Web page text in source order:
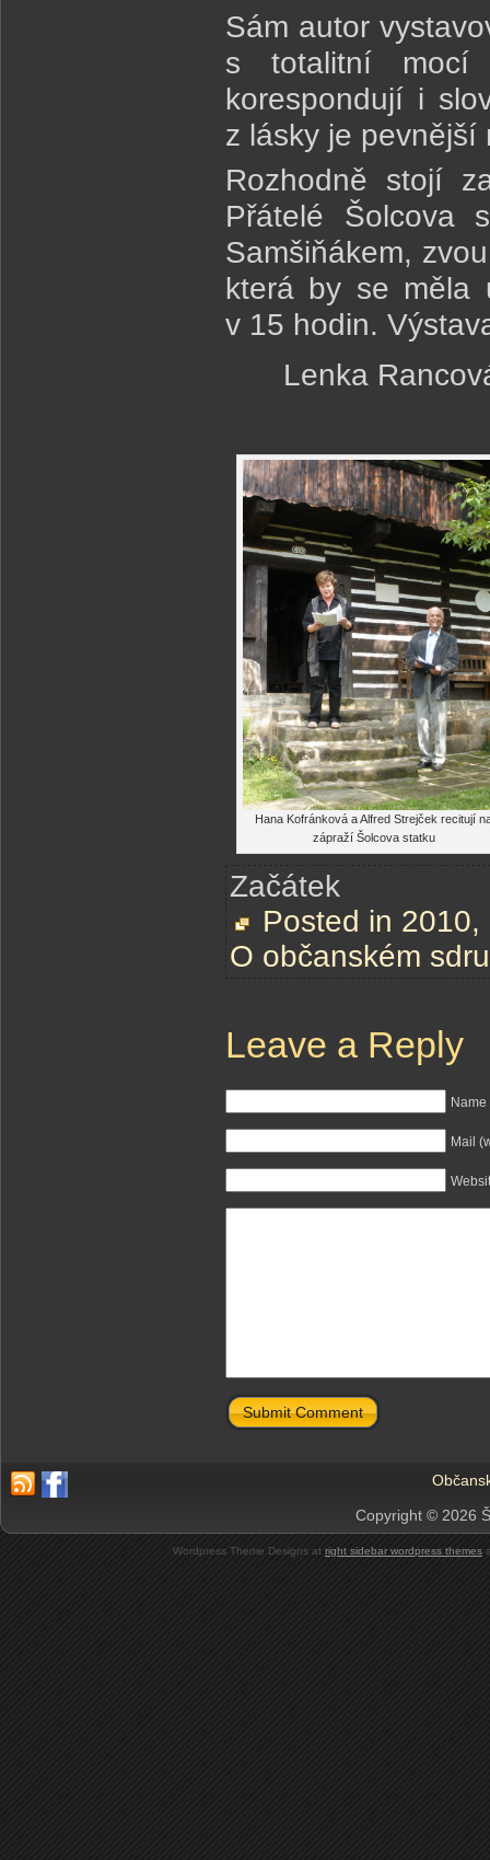
Sám autor
s totalitní mocí
korespondují i
z lásky je pevnější
Rozhodně stojí
Přátelé Šolcova
Samšiňákem,
která by se měla
v 15 hodin.
Lenka
Hana Kofránková a Alfred Strejček recitují
zápraží Šolcova statku
Začátek
Posted in 2010,
O občanském
Leave a Reply
Mail
Submit Comment
Copyright © 2026
Wordpress Theme Designs at right sidebar wordpress themes